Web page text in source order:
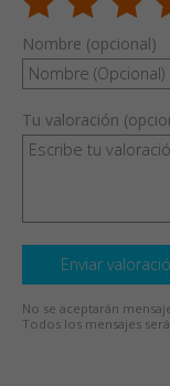
Nombre (opcional)
Tu valoración
Enviar
No se aceptarán
Todos los mensajes